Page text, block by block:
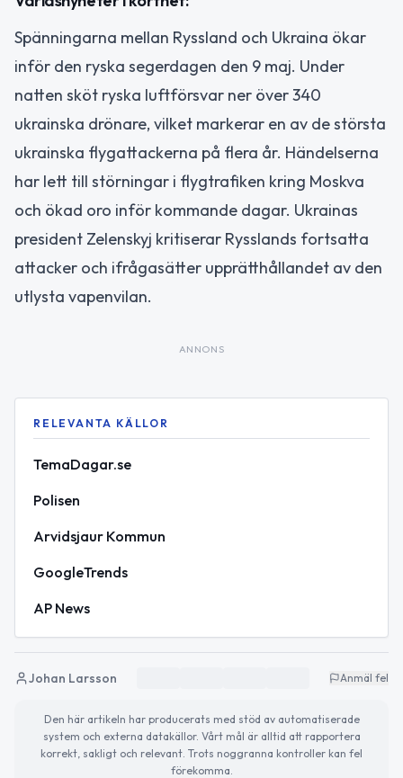
Spänningarna mellan Ryssland och Ukraina ökar
inför den ryska segerdagen den 9 maj. Under
natten sköt ryska luftförsvar ner över 340
ukrainska drönare, vilket markerar en av de största
ukrainska flygattackerna på flera år. Händelserna
har lett till störningar i flygtrafiken kring Moskva
och ökad oro inför kommande dagar. Ukrainas
president Zelenskyj kritiserar Rysslands fortsatta
attacker och ifrågasätter upprätthållandet av den
utlysta vapenvilan.
ANNONS
RELEVANTA KÄLLOR
TemaDagar.se
Polisen
Arvidsjaur Kommun
GoogleTrends
AP News
Johan Larsson Anmäl fel
Den här artikeln har producerats med stöd av automatiserade
system och externa datakällor. Vårt mål är alltid att rapportera
korrekt, sakligt och relevant. Trots noggranna kontroller kan fel
förekomma.